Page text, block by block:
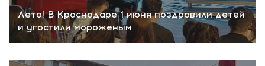
Лето! В Краснодаре 1 июня поздравили детей
и угостили мороженым